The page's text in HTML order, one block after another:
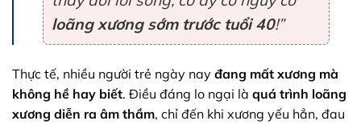
loãng xương sớm trước tuổi 40!”
Thực tế, nhiều người trẻ ngày nay đang mất xương mà
không hề hay biết. Điều đáng lo ngại là quá trình loãng
xương diễn ra âm thầm, chỉ đến khi xương yếu hẳn, đau